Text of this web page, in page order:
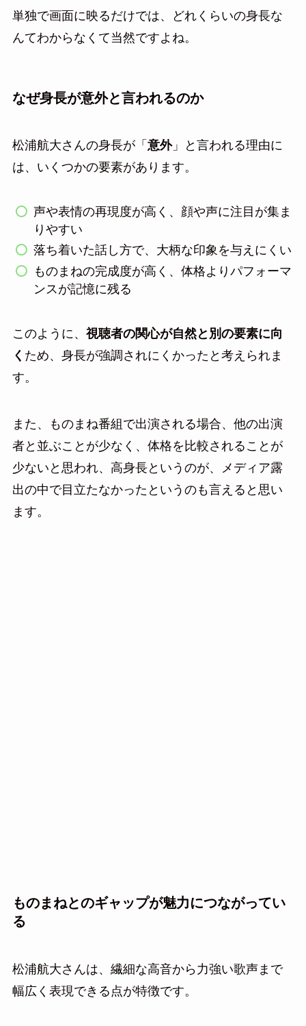
単独で画面に映るだけでは、どれくらいの身長な
んてわからなくて当然ですよね。
なぜ身長が意外と言われるのか
松浦航大さんの身長が「 意外」と言われる理由に
は、いくつかの要素があります。
声や表情の再現度が高く、顔や声に注目が集ま
りやすい
落ち着いた話し方で、大柄な印象を与えにくい
ものまねの完成度が高く、体格よりパフォーマ
ンスが記憶に残る
このように、 視聴者の関心が自然と別の要素に向
く ため、身長が強調されにくかったと考えられま
す。
また、ものまね番組で出演される場合、他の出演
者と並ぶことが少なく、体格を比較されることが
少ないと思われ、高身長というのが、メディア露
出の中で目立たなかったというのも言えると思い
ます。
ものまねとのギャップが魅力につながってい
る
松浦航大さんは、繊細な高音から力強い歌声まで
幅広く表現できる点が特徴です。